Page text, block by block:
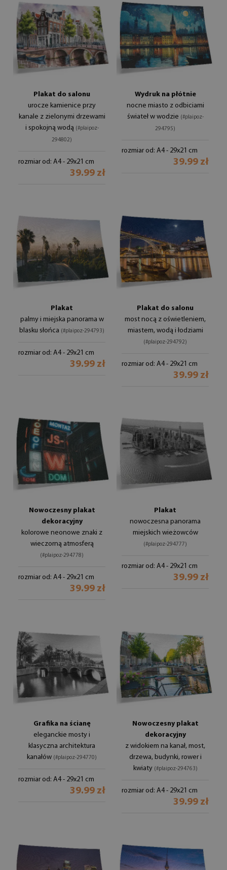
Plakat do salonu
urocze kamienice przy
kanale z zielonymi drzewami
i spokojną wodą (#plaipoz-
294802)
rozmiar od: A4 - 29x21 cm
39.99 zł
Wydruk na płótnie
nocne miasto z odbiciami
świateł w wodzie (#plaipoz-
294795)
rozmiar od: A4 - 29x21 cm
39.99 zł
Plakat
palmy i miejska panorama w
blasku słońca (#plaipoz-294793)
rozmiar od: A4 - 29x21 cm
39.99 zł
Plakat do salonu
most nocą z oświetleniem,
miastem, wodą i łodziami
(#plaipoz-294792)
rozmiar od: A4 - 29x21 cm
39.99 zł
Nowoczesny plakat
dekoracyjny
kolorowe neonowe znaki z
wieczorną atmosferą
(#plaipoz-294778)
rozmiar od: A4 - 29x21 cm
39.99 zł
Plakat
nowoczesna panorama
miejskich wieżowców
(#plaipoz-294777)
rozmiar od: A4 - 29x21 cm
39.99 zł
Grafika na ścianę
eleganckie mosty i
klasyczna architektura
kanałów (#plaipoz-294770)
rozmiar od: A4 - 29x21 cm
39.99 zł
Nowoczesny plakat
dekoracyjny
z widokiem na kanał, most,
drzewa, budynki, rower i
kwiaty (#plaipoz-294763)
rozmiar od: A4 - 29x21 cm
39.99 zł